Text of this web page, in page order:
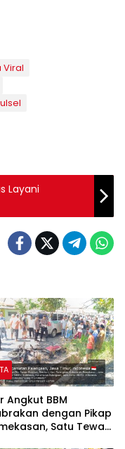
Viral
Layani
Angkut BBM
dengan Pikap
Satu Tewas